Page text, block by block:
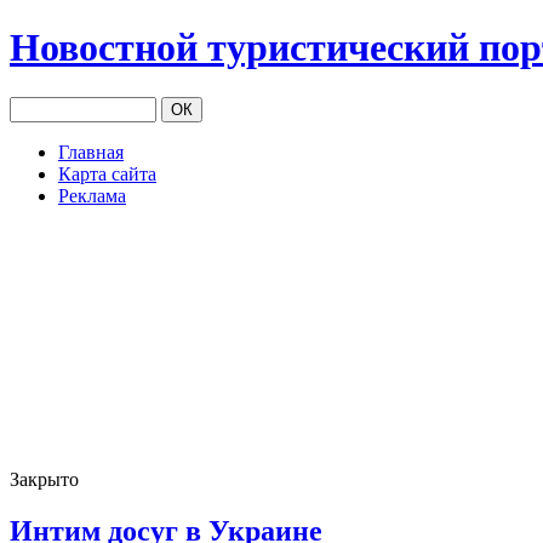
Новостной туристический
Главная
Карта сайта
Реклама
Закрыто
Интим досуг в Украине